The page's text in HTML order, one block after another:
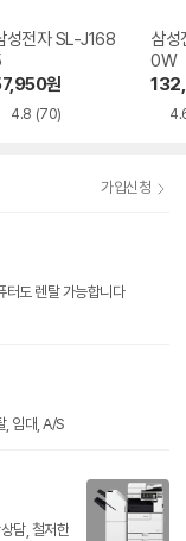
성전자 SL-J168
원
4.8 (70)
삼성
0W
가입신청
터도 렌탈 가능합니다
터 무한잉크젯 복합기까지 사무기기 렌탈, 임대, A/S
담, 철저한